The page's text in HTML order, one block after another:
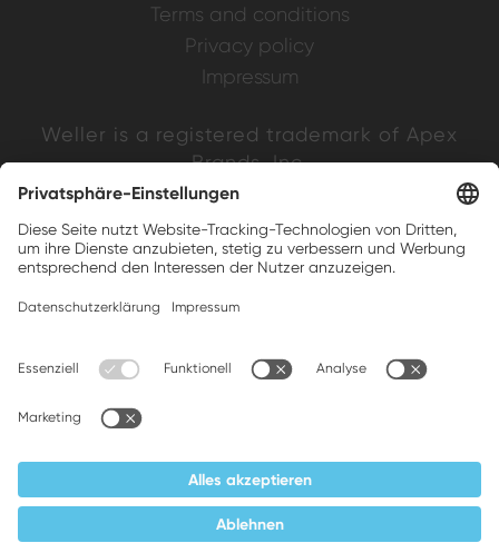
Terms and conditions
Privacy policy
Impressum
Weller is a registered trademark of Apex
Brands, Inc.